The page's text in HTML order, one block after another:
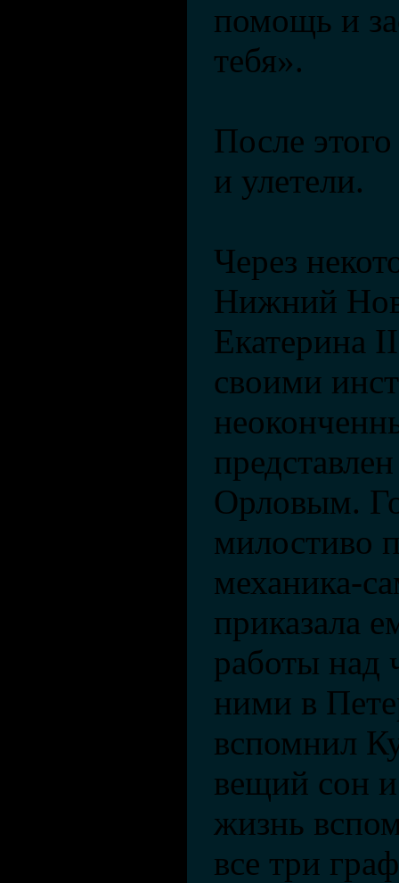
помощь и
тебя».
После
и улетели.
Через
Нижний
Екатерина
своими
Орловым.
милостиво
механика-
приказала
работы над
ними в
вспомнил
вещий сон
жизнь
все три